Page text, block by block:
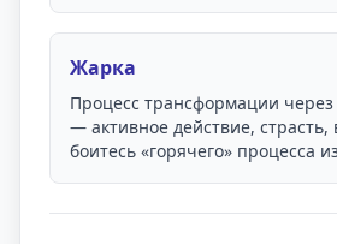
Жарка
Процесс трансформации через
— активное действие,
боитесь «горячего» процесса